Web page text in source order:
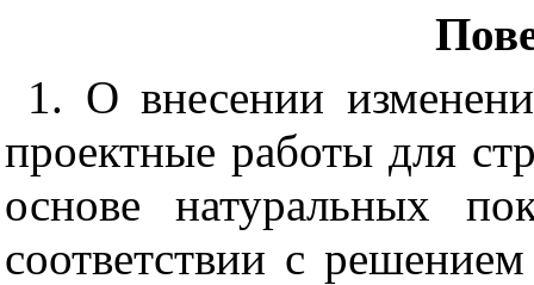
1. О внесении
проектные работы для
основе натуральных
соответствии с